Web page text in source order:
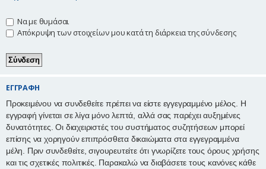
Να με θυμάσαι
Απόκρυψη των στοιχείων μου κατά τη διάρκεια της σύνδεσης
ΕΓΓΡΑΦΉ
Προκειμένου να συνδεθείτε πρέπει να είστε εγγεγραμμένο μέλος. Η
εγγραφή γίνεται σε λίγα μόνο λεπτά, αλλά σας παρέχει αυξημένες
δυνατότητες. Οι διαχειριστές του συστήματος συζητήσεων μπορεί
επίσης να χορηγούν επιπρόσθετα δικαιώματα στα εγγεγραμμένα
μέλη. Πριν συνδεθείτε, σιγουρευτείτε ότι γνωρίζετε τους όρους χρήσης
και τις σχετικές πολιτικές. Παρακαλώ να διαβάσετε τους κανόνες κάθε